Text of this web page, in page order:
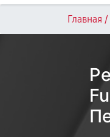
Главная /